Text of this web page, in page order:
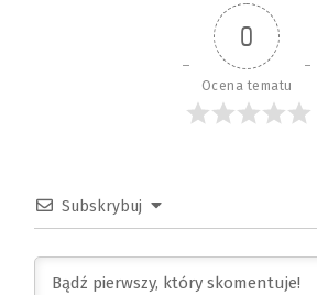
0
Ocena tematu
Subskrybuj